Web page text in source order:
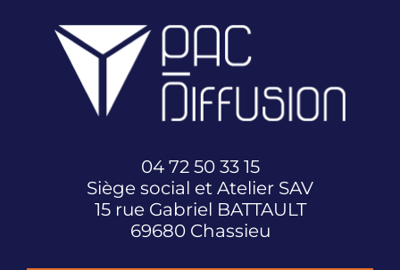
04 72 50 33 15
Siège social et Atelier SAV
15 rue Gabriel BATTAULT
69680 Chassieu